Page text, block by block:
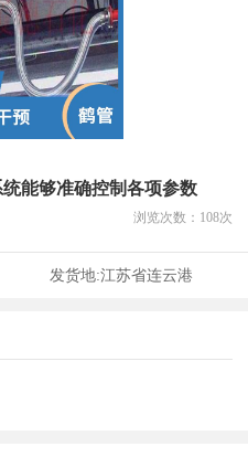
能够准确控制各项参数
浏览次数： 108次
发货地:江苏省连云港